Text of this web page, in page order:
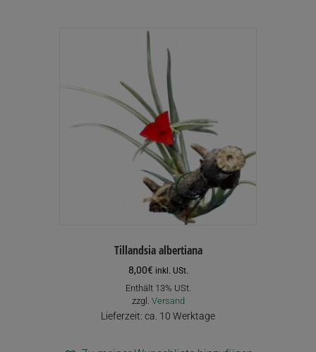
Tillandsia albertiana
8,00€ inkl. USt.
Enthält 13% USt.
zzgl. Versand
Lieferzeit: ca. 10 Werktage